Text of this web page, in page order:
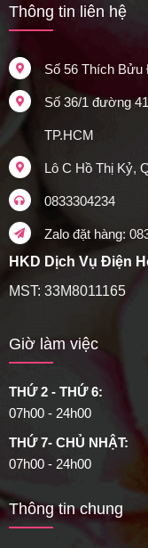
Thông tin liên hệ
Số 56 Thích Bửu
Số 36/1 đường
TP.HCM
Lô C Hồ Thị Kỷ,
0833304234
Zalo đặt hàng:
HKD Dịch Vụ Điện
MST: 33M8011165
Giờ làm việc
THỨ 2 - THỨ 6:
07h00 - 24h00
THỨ 7- CHỦ NHẬT:
07h00 - 24h00
Thông tin chung